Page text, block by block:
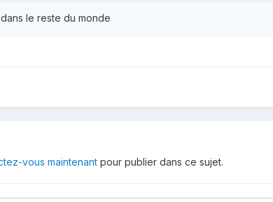
le reste du monde
vous maintenant pour publier dans ce sujet.